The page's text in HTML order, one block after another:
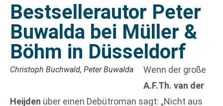
Bestsellerautor Peter
Buwalda bei Müller &
Böhm in Düsseldorf
Christoph Buchwald, Peter Buwalda
Wenn der große
A.F.Th. van der
Heijden über einen Debütroman sagt: „Nicht aus